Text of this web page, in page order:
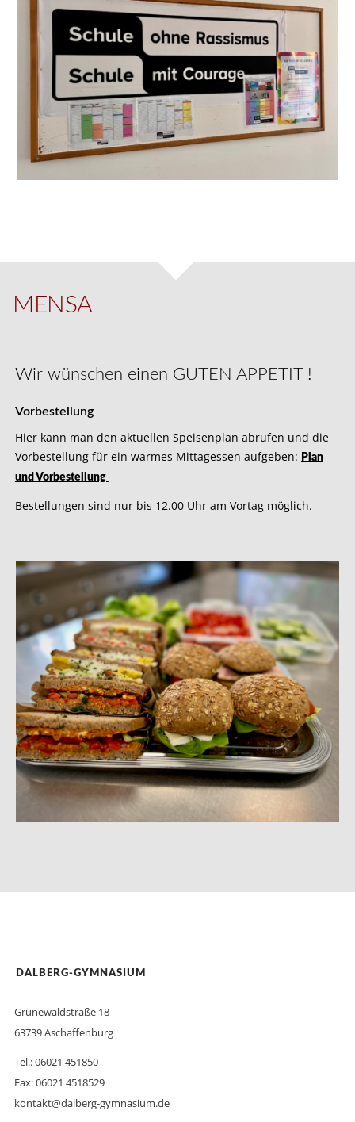
MENSA
Wir wünschen einen GUTEN APPETIT !
Vorbestellung
Hier kann man den aktuellen Speisenplan abrufen und die
Vorbestellung für ein warmes Mittagessen aufgeben: Plan
und Vorbestellung
Bestellungen sind nur bis 12.00 Uhr am Vortag möglich.
DALBERG-GYMNASIUM
Grünewaldstraße 18
63739 Aschaffenburg
Tel.: 06021 451850
Fax: 06021 4518529
kontakt@dalberg-gymnasium.de